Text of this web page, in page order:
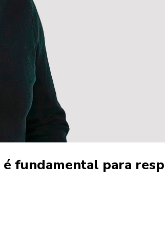
fundamental para